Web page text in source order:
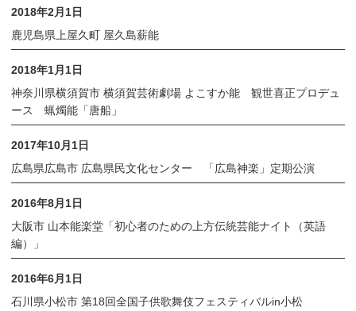
2018年2月1日
鹿児島県上屋久町 屋久島薪能
2018年1月1日
神奈川県横須賀市 横須賀芸術劇場 よこすか能 観世喜正プロデュ
ース 蝋燭能「唐船」
2017年10月1日
広島県広島市 広島県民文化センター 「広島神楽」定期公演
2016年8月1日
大阪市 山本能楽堂「初心者のための上方伝統芸能ナイト（英語
編）」
2016年6月1日
石川県小松市 第18回全国子供歌舞伎フェスティバルin小松